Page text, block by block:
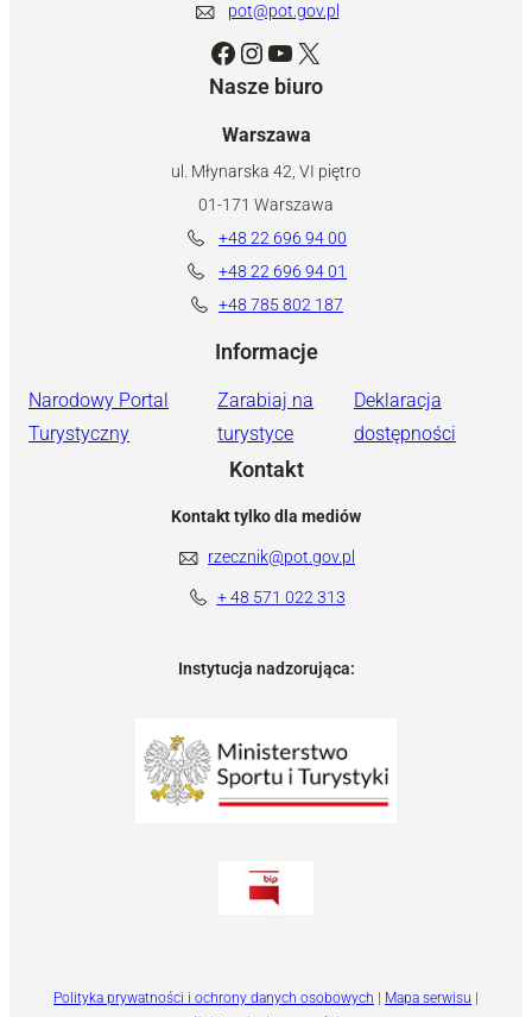
pot@pot.gov.pl
Facebook Instagram YouTube X
Nasze biuro
Warszawa
ul. Młynarska 42, VI piętro
01-171 Warszawa
+48 22 696 94 00
+48 22 696 94 01
+48 785 802 187
Informacje
Narodowy Portal
Turystyczny
Zarabiaj na
turystyce
Deklaracja
dostępności
Kontakt
Kontakt tylko dla mediów
rzecznik@pot.gov.pl
+ 48 571 022 313
Instytucja nadzorująca:
Polityka prywatności i ochrony danych osobowych | Mapa serwisu |